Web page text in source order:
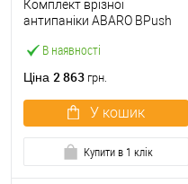
В наявності
Комплект врізної
антипаніки ABARO BPush
чорний із замком та ручкою
Ціна 2 863 грн.
У кошик
Купити в 1 клік